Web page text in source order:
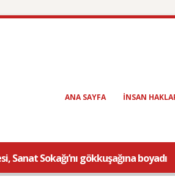
ANA SAYFA INSAN
Sanat Sokağı’nı gökkuşağına boyadı